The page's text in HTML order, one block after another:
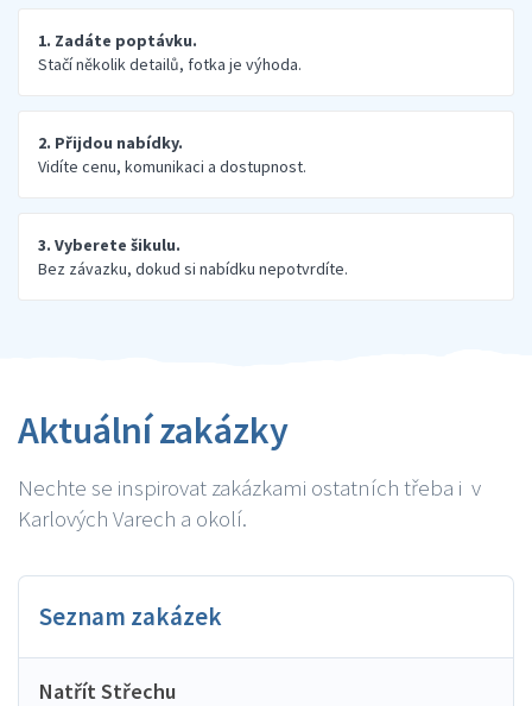
1. Zadáte poptávku.
Stačí několik detailů, fotka je výhoda.
2. Přijdou nabídky.
Vidíte cenu, komunikaci a dostupnost.
3. Vyberete šikulu.
Bez závazku, dokud si nabídku nepotvrdíte.
Aktuální zakázky
Nechte se inspirovat zakázkami ostatních třeba i v
Karlových Varech a okolí.
Seznam zakázek
Natřít Střechu